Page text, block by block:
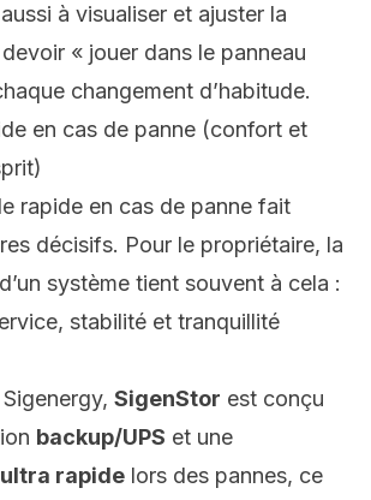
à visualiser et ajuster la
« jouer dans le panneau
changement d’habitude.
en cas de panne (confort et
rapide en cas de panne fait
décisifs. Pour le propriétaire, la
système tient souvent à cela :
stabilité et tranquillité
SigenStor est conçu
backup/UPS et une
rapide lors des pannes, ce